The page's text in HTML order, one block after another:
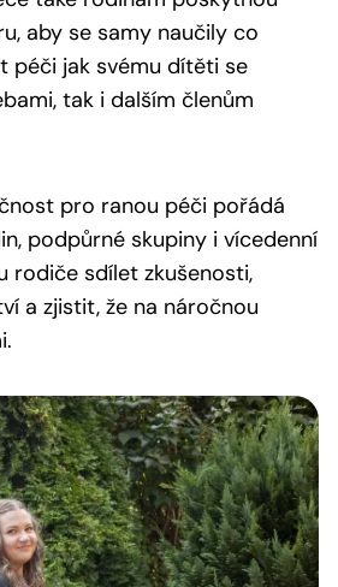
aby se samy naučily co
péči jak svému dítěti se
tak i dalším členům
pro ranou péči pořádá
podpůrné skupiny i vícedenní
rodiče sdílet zkušenosti,
a zjistit, že na náročnou